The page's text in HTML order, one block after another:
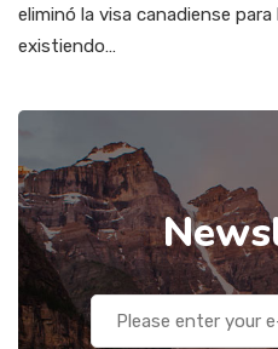
eliminó la visa canadiense
existiendo…